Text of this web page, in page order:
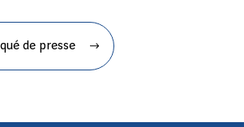
de presse